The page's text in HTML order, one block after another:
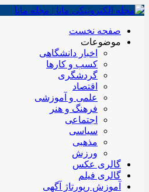
صفحه نخست
موضوعات
اخبار دانشگاهی
کسب و کارها
گردشگری
اقتصاد
علمی و آموزشی
فرهنگ و هنر
اجتماعی
سیاسی
مذهبی
ورزش
گالری عکس
گالری فیلم
آموزش رپورتاژ آگهی